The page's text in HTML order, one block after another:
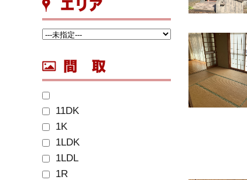
11DK
1K
1LDK
1LDL
1R